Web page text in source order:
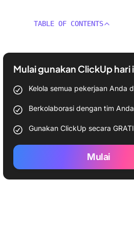
TABLE OF CONTENTS
Mulai gunakan ClickUp hari
Kelola semua pekerjaan Anda
Berkolaborasi dengan tim Anda
Gunakan ClickUp secara
Mulai